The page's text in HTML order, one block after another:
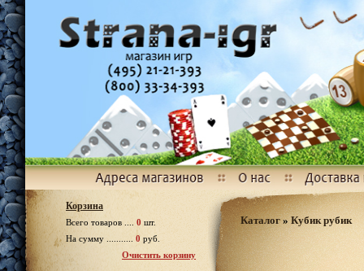
Корзина
Всего товаров .... 0 шт.
На сумму ........... 0 руб.
Очистить корзину
Каталог»Кубик рубик